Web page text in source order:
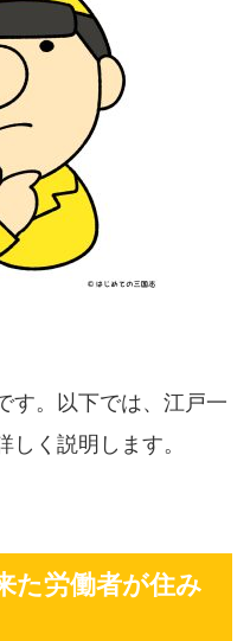
す。以下では、江戸一
く説明します。
た労働者が住み